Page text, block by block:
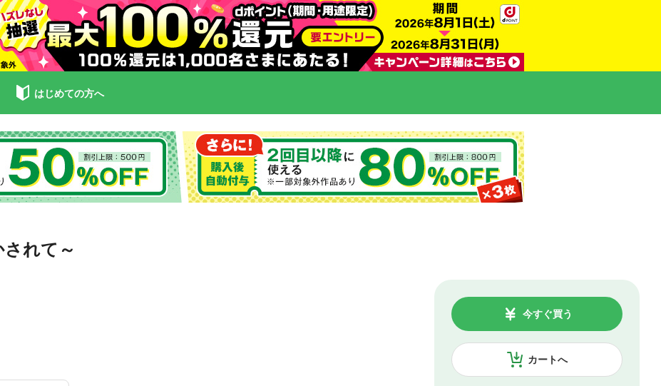
はじめての方へ
れて～
カートへ
今すぐ買う